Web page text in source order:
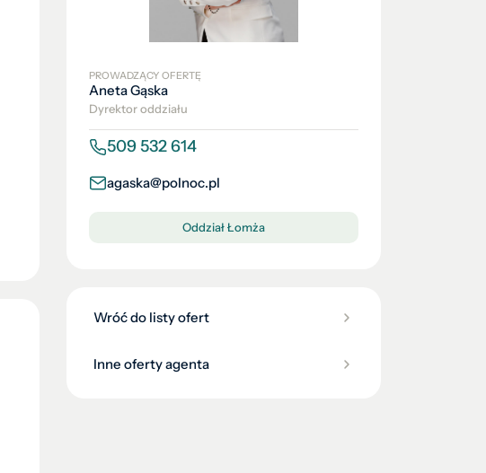
PROWADZĄCY OFERTĘ
Aneta Gąska
Dyrektor oddziału
509 532 614
agaska@polnoc.pl
Oddział Łomża
Wróć do listy ofert
Inne oferty agenta